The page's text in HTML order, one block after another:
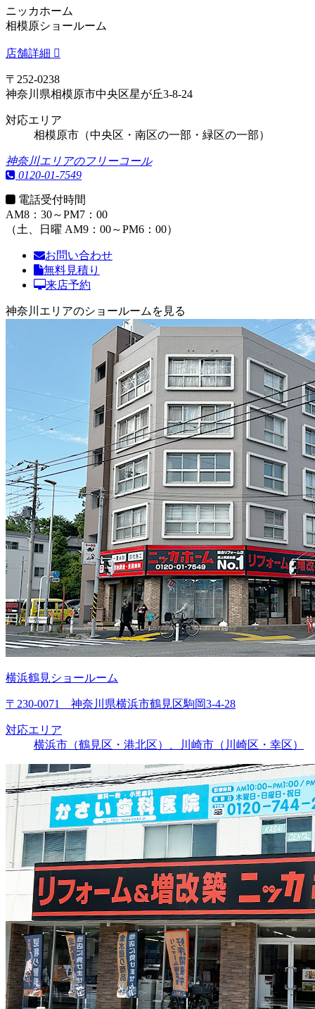
ニッカホーム
相模原ショールーム
店舗詳細
〒252-0238
神奈川県相模原市中央区星が丘3-8-24
対応エリア
相模原市（中央区・南区の一部・緑区の一部）
神奈川エリアのフリーコール
0120-01-7549
電話受付時間
AM8：30～PM7：00
（土、日曜 AM9：00～PM6：00）
お問い合わせ
無料見積り
来店予約
神奈川エリアのショールームを見る
横浜鶴見ショールーム
〒230-0071 神奈川県横浜市鶴見区駒岡3-4-28
対応エリア
横浜市（鶴見区・港北区）、川崎市（川崎区・幸区）